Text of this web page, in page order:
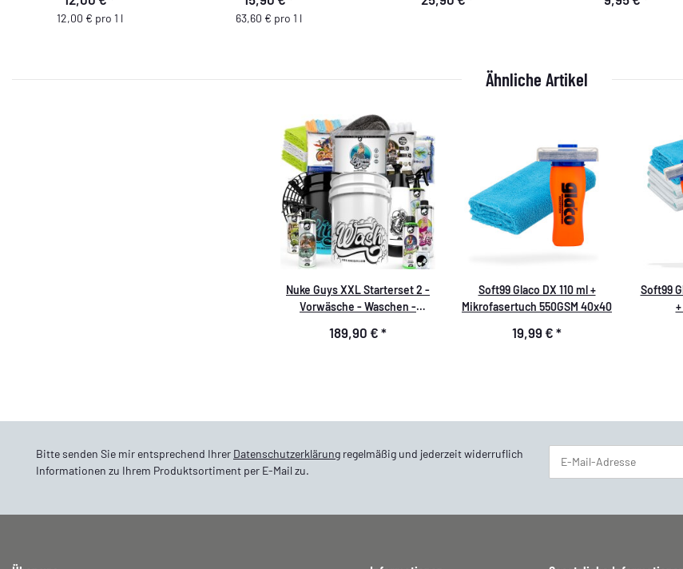
12,00 € pro 1 l 63,60 € pro 1 l
Ähnliche Artikel
Nuke Guys XXL Starterset 2 -
Vorwäsche - Waschen -
Glasreinigung
189,90 € *
Soft99 Glaco DX 110 ml +
Mikrofasertuch 550GSM 40x40
19,99 € *
Soft99
Bitte senden Sie mir entsprechend Ihrer Datenschutzerklärung regelmäßig und jederzeit widerruflich
Informationen zu Ihrem Produktsortiment per E-Mail zu.